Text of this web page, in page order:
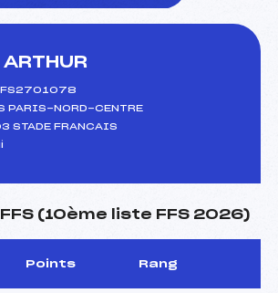
PARIS-NORD-CENTRE
STADE FRANCAIS
(10ème liste FFS 2026)
Points Rang